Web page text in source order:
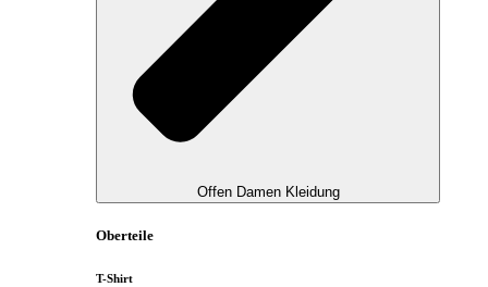
Offen Damen Kleidung
Oberteile
T-Shirt